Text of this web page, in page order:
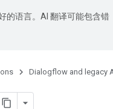
的语言。AI 翻译可能包含错
Dialogflow and legacy